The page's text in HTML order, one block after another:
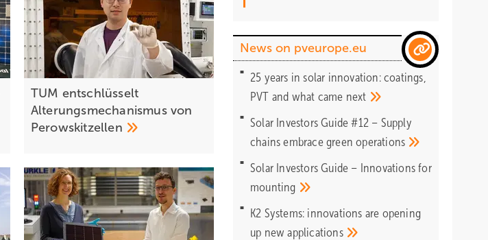
TUM entschlüsselt
Alterungsmechanismus von
Perowskitzellen
News on pveurope.eu
25 years in solar innovation: coatings,
PVT and what came next
Solar Investors Guide #12 – Supply
chains embrace greenoperations
Solar Investors Guide – Innovations for
mounting
K2 Systems: innovations are opening
up newapplications